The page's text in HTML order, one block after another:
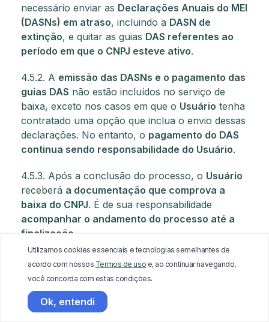
necessário enviar as Declarações Anuais do MEI
(DASNs) em atraso, incluindo a DASN de
extinção, e quitar as guias DAS referentes ao
período em que o CNPJ esteve ativo.
4.5.2. A emissão das DASNs e o pagamento das
guias DAS não estão incluídos no serviço de
baixa, exceto nos casos em que o Usuário tenha
contratado uma opção que inclua o envio dessas
declarações. No entanto, o pagamento do DAS
continua sendo responsabilidade do Usuário.
4.5.3. Após a conclusão do processo, o Usuário
receberá a documentação que comprova a
baixa do CNPJ. É de sua responsabilidade
acompanhar o andamento do processo até a
finalização
4.6. Suporte Premium via Chat
OSuporte Premium via Chat
disponível exclusivamente no
Utilizamos cookies essenciais e tecnologias semelhantes de
acordo com nossos Termos de uso e, ao continuar navegando,
você concorda com estas condições.
Ok, entendi